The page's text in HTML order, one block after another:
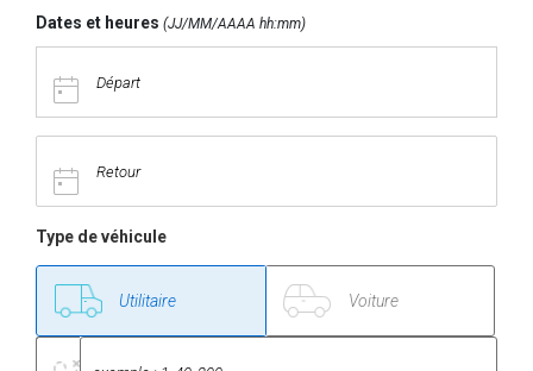
Dates et heures (JJ/MM/AAAA hh:mm)
Type de véhicule